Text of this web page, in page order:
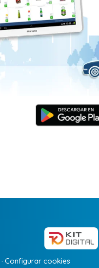
· Configurar cookies